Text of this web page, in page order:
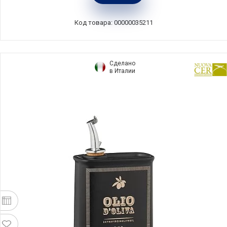
Франция, 710215
Код товара: 00000035211
Сделано
в Италии